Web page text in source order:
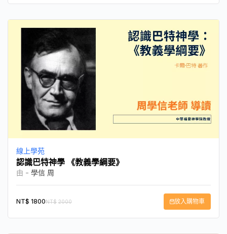
線上學苑
認識巴特神學 《教義學綱要》
由 - 學信 周
NT$ 2000
NT$ 1800 放入購物車